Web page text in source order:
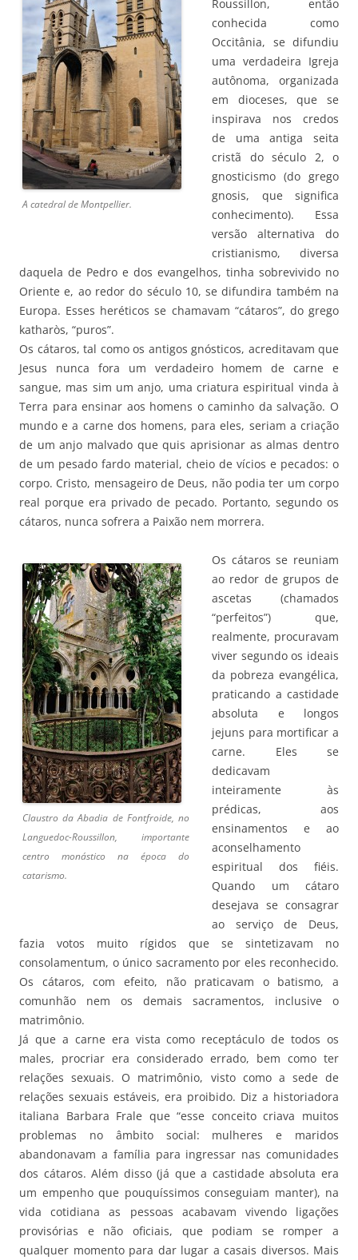
A catedral de Montpellier.
Roussillon, então
conhecida como
Occitânia, se difundiu
uma verdadeira Igreja
autônoma, organizada
em dioceses, que se
inspirava nos credos
de uma antiga seita
cristã do século 2, o
gnosticismo (do grego
gnosis, que significa
conhecimento). Essa
versão alternativa do
cristianismo, diversa
daquela de Pedro e dos evangelhos, tinha sobrevivido no
Oriente e, ao redor do século 10, se difundira também na
Europa. Esses heréticos se chamavam “cátaros”, do grego
katharòs, “puros”.
Os cátaros, tal como os antigos gnósticos, acreditavam que
Jesus nunca fora um verdadeiro homem de carne e
sangue, mas sim um anjo, uma criatura espiritual vinda à
Terra para ensinar aos homens o caminho da salvação. O
mundo e a carne dos homens, para eles, seriam a criação
de um anjo malvado que quis aprisionar as almas dentro
de um pesado fardo material, cheio de vícios e pecados: o
corpo. Cristo, mensageiro de Deus, não podia ter um corpo
real porque era privado de pecado. Portanto, segundo os
cátaros, nunca sofrera a Paixão nem morrera.
Claustro da Abadia de Fontfroide, no
Languedoc-Roussillon, importante
centro monástico na época do
catarismo.
Os cátaros se reuniam
ao redor de grupos de
ascetas (chamados
“perfeitos”) que,
realmente, procuravam
viver segundo os ideais
da pobreza evangélica,
praticando a castidade
absoluta e longos
jejuns para mortificar a
carne. Eles se
dedicavam
inteiramente às
prédicas, aos
ensinamentos e ao
aconselhamento
espiritual dos fiéis.
Quando um cátaro
desejava se consagrar
ao serviço de Deus,
fazia votos muito rígidos que se sintetizavam no
consolamentum, o único sacramento por eles reconhecido.
Os cátaros, com efeito, não praticavam o batismo, a
comunhão nem os demais sacramentos, inclusive o
matrimônio.
Já que a carne era vista como receptáculo de todos os
males, procriar era considerado errado, bem como ter
relações sexuais. O matrimônio, visto como a sede de
relações sexuais estáveis, era proibido. Diz a historiadora
italiana Barbara Frale que “esse conceito criava muitos
problemas no âmbito social: mulheres e maridos
abandonavam a família para ingressar nas comunidades
dos cátaros. Além disso (já que a castidade absoluta era
um empenho que pouquíssimos conseguiam manter), na
vida cotidiana as pessoas acabavam vivendo ligações
provisórias e não oficiais, que podiam se romper a
qualquer momento para dar lugar a casais diversos. Mais